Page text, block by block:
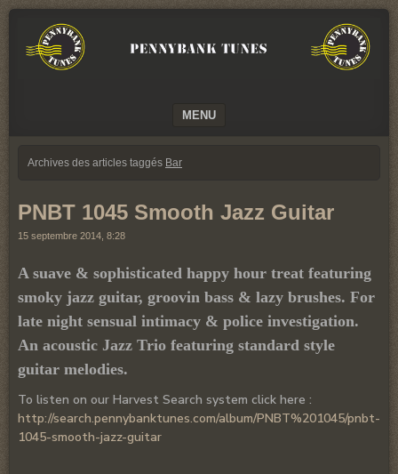
PENNYBANK
TUNES
believe
MENU
Archives des articles taggés Bar
PNBT 1045 Smooth Jazz Guitar
15 septembre 2014, 8:28
A suave & sophisticated happy hour treat featuring
smoky jazz guitar, groovin bass & lazy brushes. For
late night sensual intimacy & police investigation.
An acoustic Jazz Trio featuring standard style
guitar melodies.
To listen on our Harvest Search system click here :
http://search.pennybanktunes.com/album/PNBT%201045/pnbt-
1045-smooth-jazz-guitar